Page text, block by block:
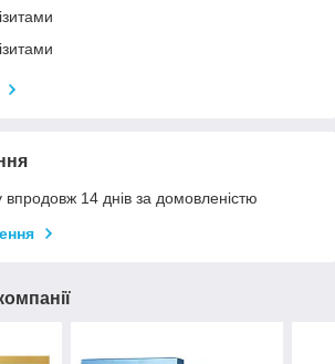
14 днів за домовленістю